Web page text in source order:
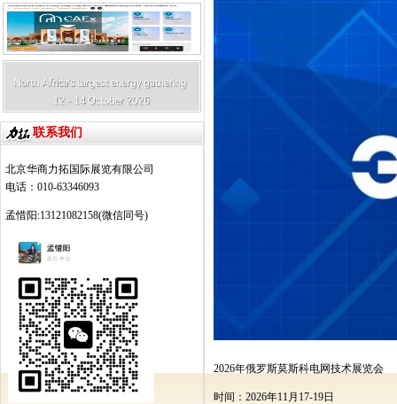
联系我们
北京华商力拓国际展览有限公司
电话：010-63346093
孟惜阳:13121082158(微信同号)
2026年俄罗斯莫斯科电网技术展览会
时间： 2026年11月 17-19日